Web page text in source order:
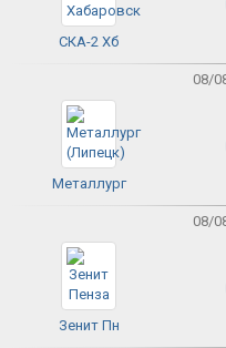
СКА-2 Хб
08/
Металлург
08/
Зенит Пн